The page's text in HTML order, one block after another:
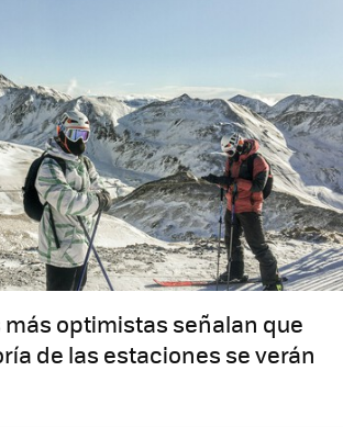
más optimistas señalan que
de las estaciones se verán